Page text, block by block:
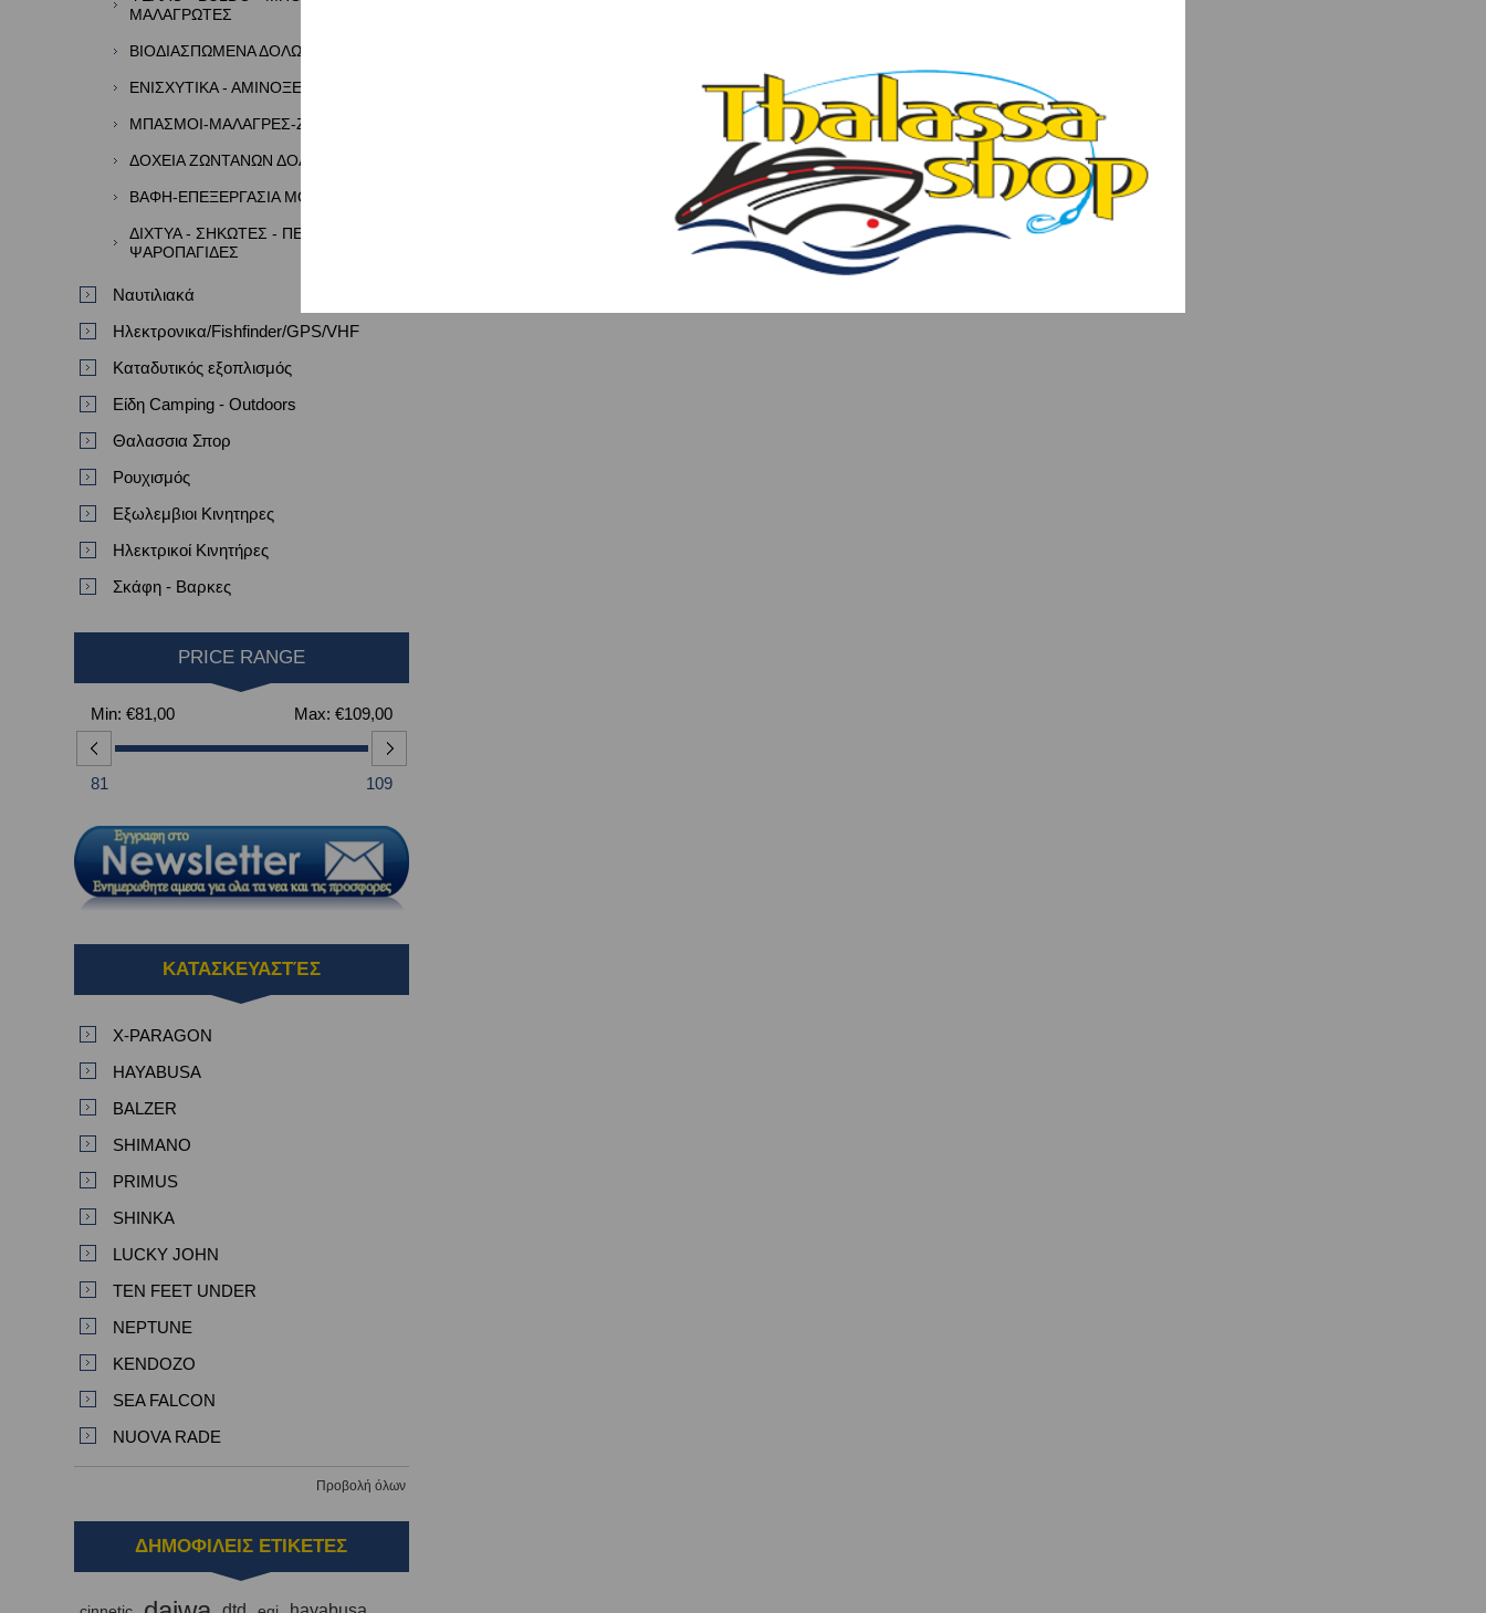
ΜΑΛΑΓΡΩΤΕΣ
ΒΙΟΔΙΑΣΠΩΜΕΝΑ ΔΟΛΩΜΑΤΑ
ΕΝΙΣΧΥΤΙΚΑ - ΑΜΙΝΟΞΕΑ - ΑΡΩΜΑΤΑ
ΜΠΑΣΜΟΙ-ΜΑΛΑΓΡΕΣ-ΖΥΜΕΣ
ΔΟΧΕΙΑ ΖΩΝΤΑΝΩΝ ΔΟΛΩΜΑΤΩΝ
ΒΑΦΗ-ΕΠΕΞΕΡΓΑΣΙΑ ΜΟΛΥΒΙΩΝ
ΔΙΧΤΥΑ - ΣΗΚΩΤΕΣ - ΠΕΖΟΒΟΛΑ -
ΨΑΡΟΠΑΓΙΔΕΣ
Ναυτιλιακά
Ηλεκτρονικα/Fishfinder/GPS/VHF
Καταδυτικός εξοπλισμός
Είδη Camping - Outdoors
Θαλασσια Σπορ
Ρουχισμός
Εξωλεμβιοι Κινητηρες
Ηλεκτρικοί Κινητήρες
Σκάφη - Βαρκες
PRICE RANGE
Min: €81,00 Max: €109,00
81 109
ΚΑΤΑΣΚΕΥΑΣΤΈΣ
X-PARAGON
HAYABUSA
BALZER
SHIMANO
PRIMUS
SHINKA
LUCKY JOHN
TEN FEET UNDER
NEPTUNE
KENDOZO
SEA FALCON
NUOVA RADE
Προβολή όλων
ΔΗΜΟΦΙΛΕΙΣ ΕΤΙΚΕΤΕΣ